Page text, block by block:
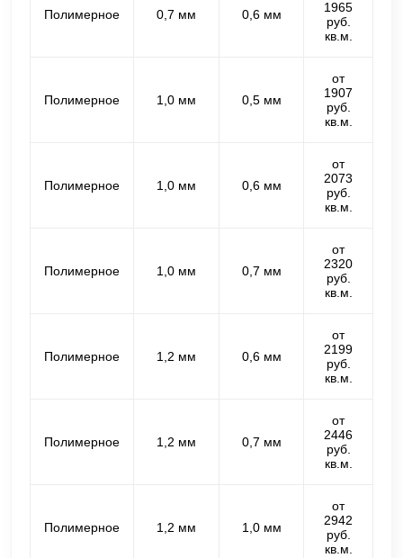
Полимерное 0,7 мм 0,6 мм
1965
руб.
кв.м.
Полимерное 1,0 мм 0,5 мм
от
1907
руб.
кв.м.
Полимерное 1,0 мм 0,6 мм
от
2073
руб.
кв.м.
Полимерное 1,0 мм 0,7 мм
от
2320
руб.
кв.м.
Полимерное 1,2 мм 0,6 мм
от
2199
руб.
кв.м.
Полимерное 1,2 мм 0,7 мм
от
2446
руб.
кв.м.
Полимерное 1,2 мм 1,0 мм
от
2942
руб.
кв.м.